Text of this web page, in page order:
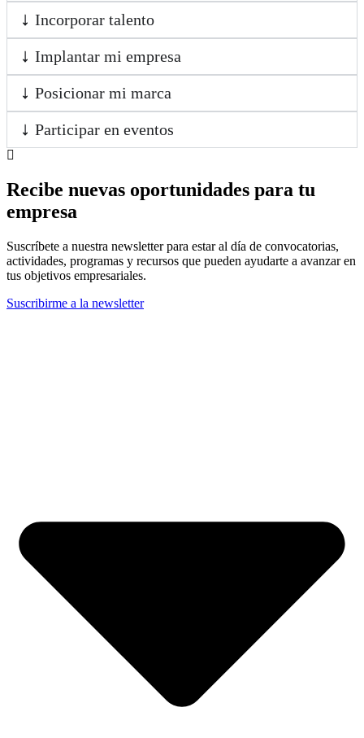
Incorporar talento
Implantar mi empresa
Posicionar mi marca
Participar en eventos
Recibe nuevas oportunidades para tu
empresa
Suscríbete a nuestra newsletter para estar al día de convocatorias,
actividades, programas y recursos que pueden ayudarte a avanzar en
tus objetivos empresariales.
Suscribirme a la newsletter